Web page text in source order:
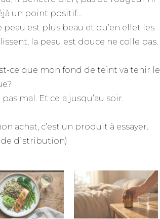
un point positif…
est plus beau et qu’en effet les
la peau est douce ne colle pas.
ce que mon fond de teint va tenir le
mal. Et cela jusqu’au soir.
achat, c’est un produit à essayer.
distribution)